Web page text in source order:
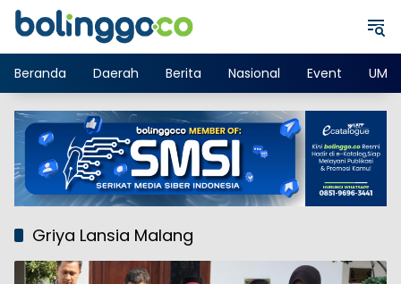
Langsung
Beranda
Daerah Berita Nasional Event
Griya Lansia Malang